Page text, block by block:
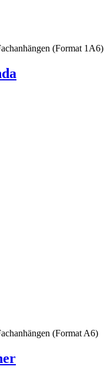
(Format 1A6)
(Format A6)